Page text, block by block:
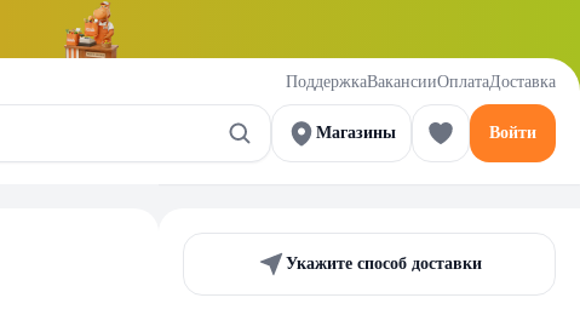
ПоддержкаВакансииОплатаДоставка
Магазины Войти
Укажите способ доставки